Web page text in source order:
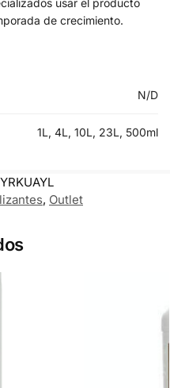
usar el producto
de crecimiento.
N/D
1L, 4L, 10L, 23L, 500ml
, Outlet